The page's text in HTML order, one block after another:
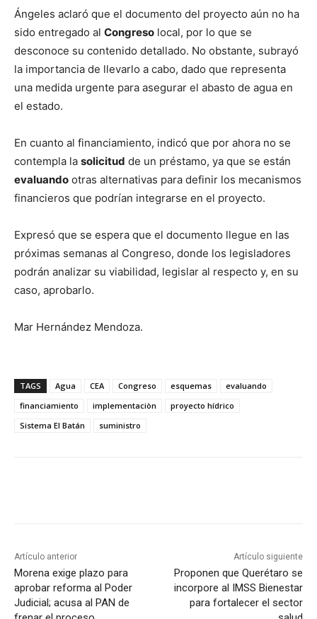
Ángeles aclaró que el documento del proyecto aún no ha
sido entregado al Congreso local, por lo que se
desconoce su contenido detallado. No obstante, subrayó
la importancia de llevarlo a cabo, dado que representa
una medida urgente para asegurar el abasto de agua en
el estado.
En cuanto al financiamiento, indicó que por ahora no se
contempla la solicitud de un préstamo, ya que se están
evaluando otras alternativas para definir los mecanismos
financieros que podrían integrarse en el proyecto.
Expresó que se espera que el documento llegue en las
próximas semanas al Congreso, donde los legisladores
podrán analizar su viabilidad, legislar al respecto y, en su
caso, aprobarlo.
Mar Hernández Mendoza.
TAGS Agua CEA Congreso esquemas
evaluando
financiamiento
implementaciòn
proyecto hídrico
Sistema El Batán
suministro
Artículo anterior
Morena exige plazo para
aprobar reforma al Poder
Judicial; acusa al PAN de
Artículo siguiente
Proponen que Querétaro se
incorpore al IMSS Bienestar
para fortalecer el sector